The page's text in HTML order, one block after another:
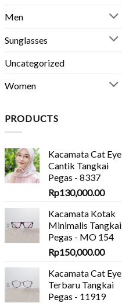
Men
Sunglasses
Uncategorized
Women
PRODUCTS
Kacamata Cat Eye
Cantik Tangkai
Pegas - 8337
Rp130,000.00
Kacamata Kotak
Minimalis Tangkai
Pegas - MO 154
Rp150,000.00
Kacamata Cat Eye
Terbaru Tangkai
Pegas - 11919